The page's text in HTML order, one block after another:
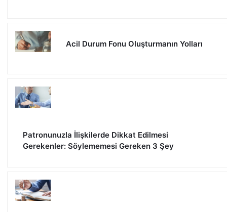
Acil Durum Fonu Oluşturmanın Yolları
Patronunuzla İlişkilerde Dikkat Edilmesi
Gerekenler: Söylememesi Gereken 3 Şey